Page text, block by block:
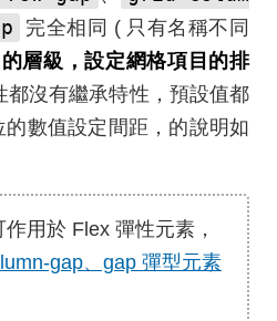
完全相同 ( 只有名稱不同
層級，設定網格項目的排
都沒有繼承特性，預設值都
數值設定間距，的說明如
用於 Flex 彈性元素，
gap、gap 彈型元素